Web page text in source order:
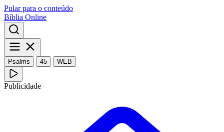
Pular para o conteúdo
Bíblia Online
Psalms 45 WEB
Publicidade